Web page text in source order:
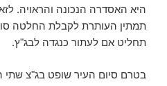
היא האסדרה הנכונה והראויה.
תמתין העותרת לקבלת החלטה
תחליט אם לעתור כנגדה לבג"ץ.
בטרם סיום העיר שופט בג"צ שתי